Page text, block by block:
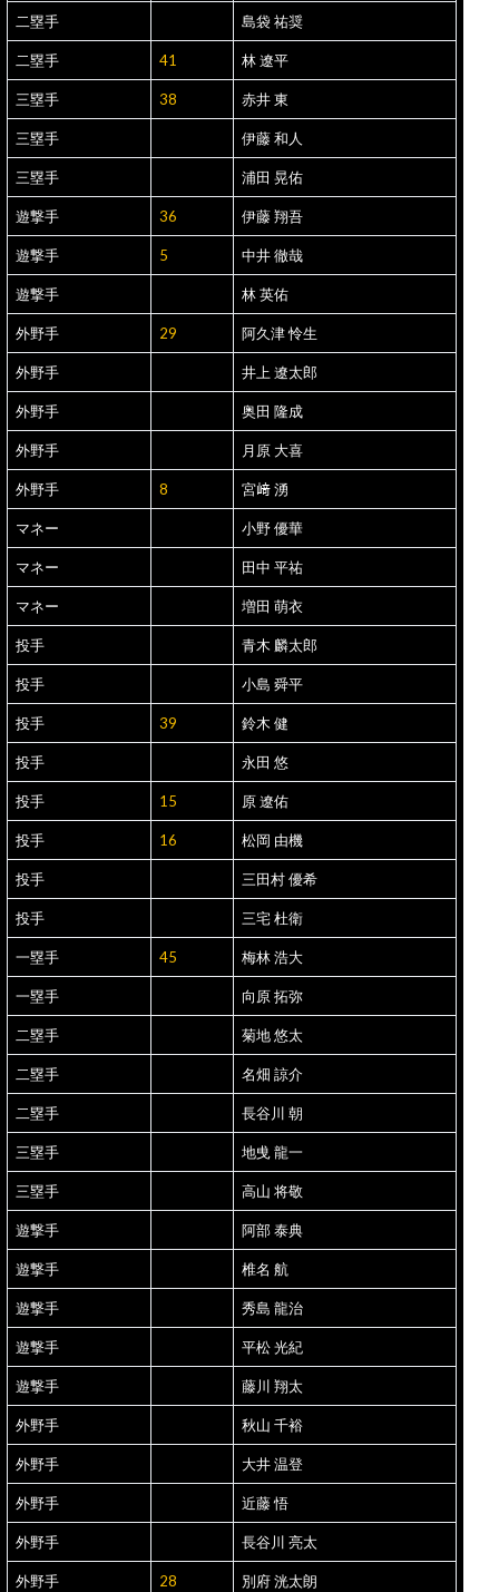
二塁手 島袋 祐奨
二塁手 41 林 遼平
三塁手 38 赤井 東
三塁手 伊藤 和人
三塁手 浦田 晃佑
遊撃手 36 伊藤 翔吾
遊撃手 5 中井 徹哉
遊撃手 林 英佑
外野手 29 阿久津 怜生
外野手 井上 遼太郎
外野手 奥田 隆成
外野手 月原 大喜
外野手 8 宮﨑 湧
マネー 小野 優華
マネー 田中 平祐
マネー 増田 萌衣
投手 青木 麟太郎
投手 小島 舜平
投手 39 鈴木 健
投手 永田 悠
投手 15 原 遼佑
投手 16 松岡 由機
投手 三田村 優希
投手 三宅 杜衛
一塁手 45 梅林 浩大
一塁手 向原 拓弥
二塁手 菊地 悠太
二塁手 名畑 諒介
二塁手 長谷川 朝
三塁手 地曵 龍一
三塁手 高山 将敬
遊撃手 阿部 泰典
遊撃手 椎名 航
遊撃手 秀島 龍治
遊撃手 平松 光紀
遊撃手 藤川 翔太
外野手 秋山 千裕
外野手 大井 温登
外野手 近藤 悟
外野手 長谷川 亮太
外野手 28 別府 洸太朗